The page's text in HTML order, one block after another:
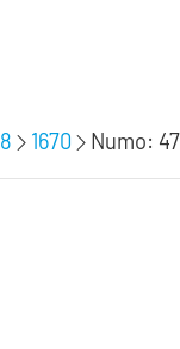
1670 Numo: